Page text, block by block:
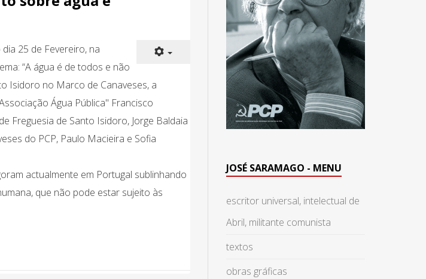
25 de Fevereiro, na
“A água é de todos e não
Isidoro no Marco de Canaveses, a
Água Pública" Francisco
Freguesia de Santo Isidoro, Jorge Baldaia
do PCP, Paulo Macieira e Sofia
actualmente em Portugal sublinhando
que não pode estar sujeito às
JOSÉ SARAMAGO - MENU
escritor universal, intelectual de
Abril, militante comunista
textos
obras gráficas